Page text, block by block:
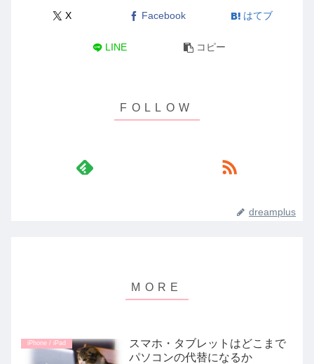
X Facebook はてブ
LINE コピー
dreamplus
iPhone / iPad
スマホ・タブレットはどこまで
パソコンの代替になるか